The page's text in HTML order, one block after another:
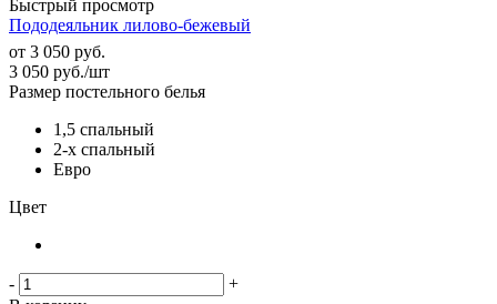
Быстрый просмотр
Пододеяльник лилово-бежевый
от 3 050 руб.
3 050 руб./шт
Размер постельного белья
1,5 спальный
2-х спальный
Евро
Цвет
-
+